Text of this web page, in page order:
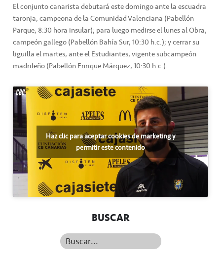
El conjunto canarista debutará este domingo ante la escuadra
taronja, campeona de la Comunidad Valenciana (Pabellón
Parque, 8:30 hora insular); para luego medirse el lunes al Obra,
campeón gallego (Pabellón Bahía Sur, 10:30 h.c.); y cerrar su
liguilla el martes, ante el Estudiantes, vigente subcampeón
madrileño (Pabellón Enrique Márquez, 10:30 h.c.).
Haz clic para aceptar cookies de marketing y
permitir este contenido
BUSCAR
Buscar...